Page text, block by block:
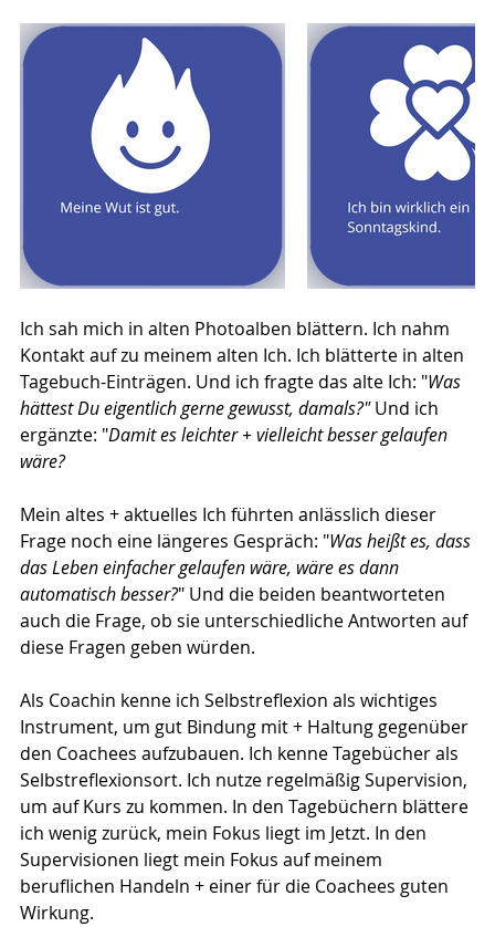
Ich sah mich in alten Photoalben blättern. Ich nahm
Kontakt auf zu meinem alten Ich. Ich blätterte in alten
Tagebuch-Einträgen. Und ich fragte das alte Ich: "Was
hättest Du eigentlich gerne gewusst, damals?" Und ich
ergänzte: "Damit es leichter + vielleicht besser gelaufen
wäre?
Mein altes + aktuelles Ich führten anlässlich dieser
Frage noch eine längeres Gespräch: "Was heißt es, dass
das Leben einfacher gelaufen wäre, wäre es dann
automatisch besser?" Und die beiden beantworteten
auch die Frage, ob sie unterschiedliche Antworten auf
diese Fragen geben würden.
Als Coachin kenne ich Selbstreflexion als wichtiges
Instrument, um gut Bindung mit + Haltung gegenüber
den Coachees aufzubauen. Ich kenne Tagebücher als
Selbstreflexionsort. Ich nutze regelmäßig Supervision,
um auf Kurs zu kommen. In den Tagebüchern blättere
ich wenig zurück, mein Fokus liegt im Jetzt. In den
Supervisionen liegt mein Fokus auf meinem
beruflichen Handeln + einer für die Coachees guten
Wirkung.